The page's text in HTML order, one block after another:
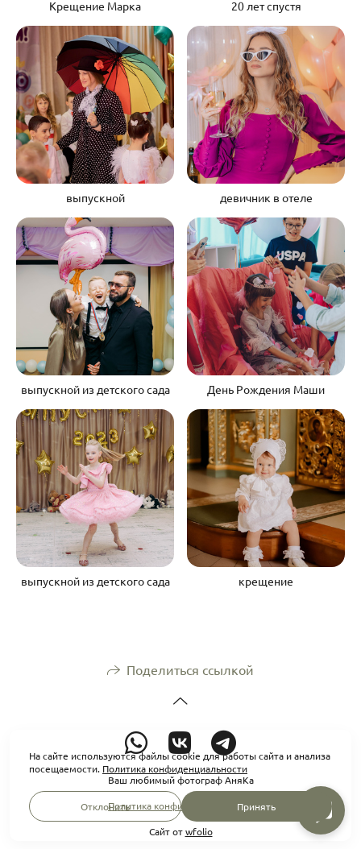
Крещение Марка 20 лет спустя
выпускной девичник в отеле
выпускной из детского сада День Рождения Маши
выпускной из детского сада крещение
Поделиться ссылкой
Ваш любимый фотограф АняКа
Политика конфиденциальности
Сайт отwfolio
На сайте используются файлы cookie для работы сайта и анализа
посещаемости. Политика конфиденциальности
Отклонить Принять